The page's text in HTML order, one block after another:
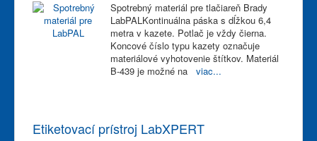
Spotrebný materiál pre tlačiareň Brady
LabPALKontinuálna páska s dĺžkou 6,4
metra v kazete. Potlač je vždy čierna.
Koncové číslo typu kazety označuje
materiálové vyhotovenie štítkov. Materiál
B-439 je možné na viac...
Etiketovací prístroj LabXPERT